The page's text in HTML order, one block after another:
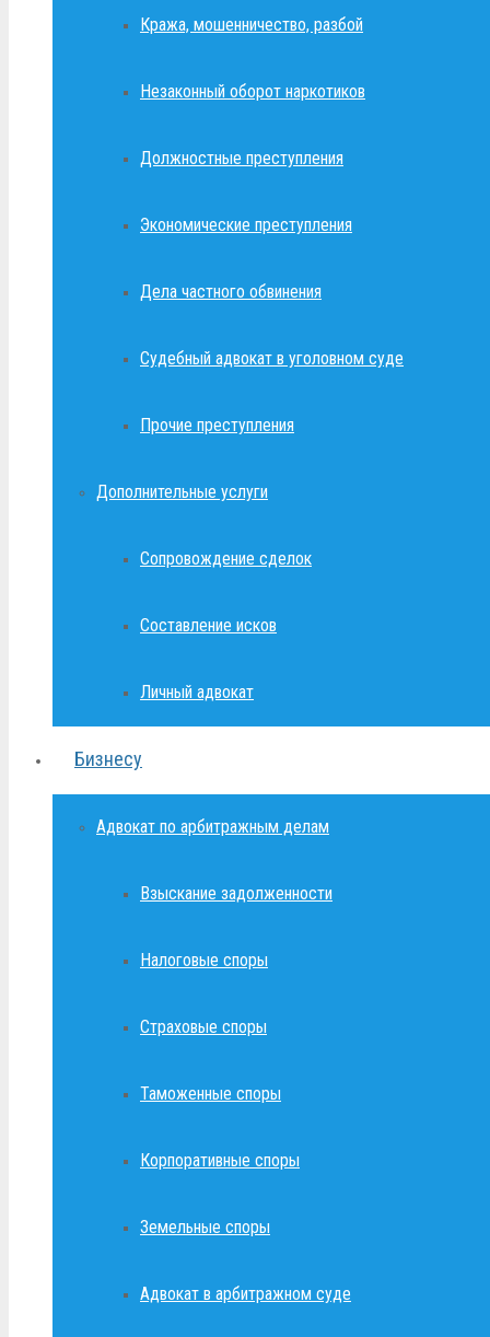
Кража, мошенничество, разбой
Незаконный оборот наркотиков
Должностные преступления
Экономические преступления
Дела частного обвинения
Судебный адвокат в уголовном суде
Прочие преступления
Дополнительные услуги
Сопровождение сделок
Составление исков
Личный адвокат
Бизнесу
Адвокат по арбитражным делам
Взыскание задолженности
Налоговые споры
Страховые споры
Таможенные споры
Корпоративные споры
Земельные споры
Адвокат в арбитражном суде